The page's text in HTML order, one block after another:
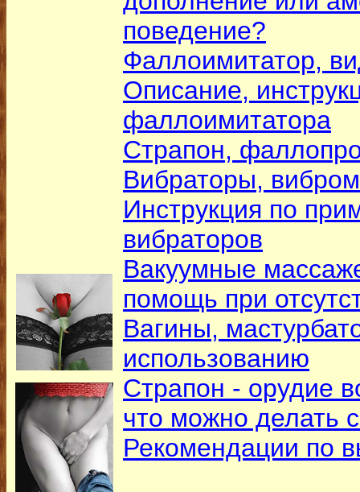
поведение?
Фаллоимитатор,
Описание,
фаллоимитатора
Страпон,
Вибраторы,
Инструкция по
вибраторов
Вакуумные
помощь при
Вагины,
использованию
Страпон - орудие
что можно делать
Рекомендации по